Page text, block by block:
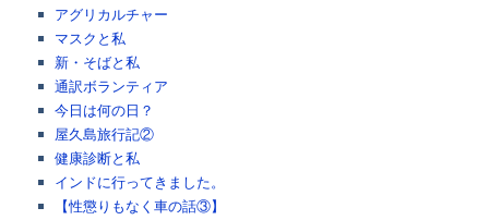
アグリカルチャー
マスクと私
新・そばと私
通訳ボランティア
今日は何の日？
屋久島旅行記②
健康診断と私
インドに行ってきました。
【性懲りもなく車の話③】